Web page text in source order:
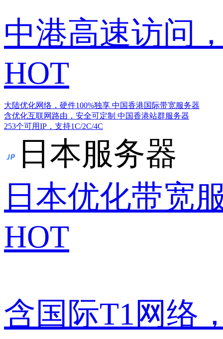
中港高速访问
HOT
大陆优化网络，硬件100%独享 中国香港国际带宽服务器
含优化互联网路由，安全可定制 中国香港站群服务器
253个可用IP，支持1C/2C/4C
日本服务器
日本优化带宽
HOT
含国际T1网络